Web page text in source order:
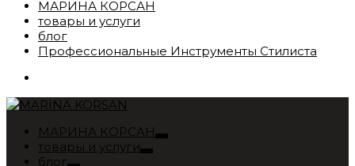
МАРИНА КОРСАН
товары и услуги
блог
Профессиональные Инструменты Стилиста
МАРИНА КОРСАН
товары и услуги
блог